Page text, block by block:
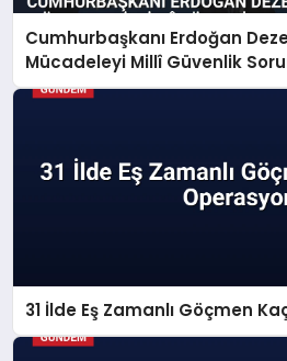
Cumhurbaşkanı Erdoğan
Mücadeleyi Millî Güvenlik
31 İlde Eş Zamanlı Göçmen